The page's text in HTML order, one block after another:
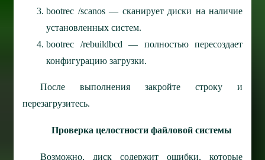
bootrec /scanos — сканирует диски на наличие
установленных систем.
bootrec /rebuildbcd — полностью пересоздает
конфигурацию загрузки.
После выполнения закройте строку и
перезагрузитесь.
Проверка целостности файловой системы
Возможно, диск содержит ошибки, которые